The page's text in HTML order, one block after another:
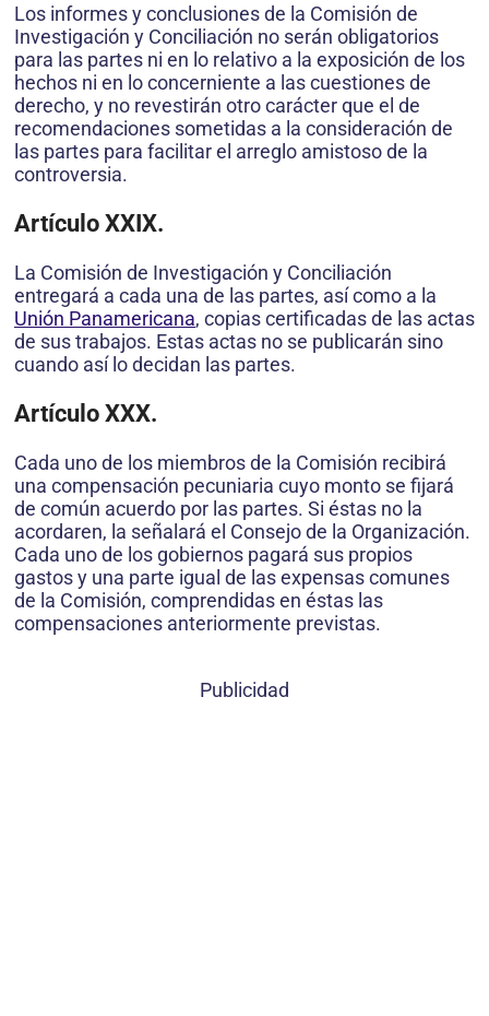
Los informes y conclusiones de la Comisión de
Investigación y Conciliación no serán obligatorios
para las partes ni en lo relativo a la exposición de los
hechos ni en lo concerniente a las cuestiones de
derecho, y no revestirán otro carácter que el de
recomendaciones sometidas a la consideración de
las partes para facilitar el arreglo amistoso de la
controversia.
Artículo XXIX.
La Comisión de Investigación y Conciliación
entregará a cada una de las partes, así como a la
Unión Panamericana, copias certificadas de las actas
de sus trabajos. Estas actas no se publicarán sino
cuando así lo decidan las partes.
Artículo XXX.
Cada uno de los miembros de la Comisión recibirá
una compensación pecuniaria cuyo monto se fijará
de común acuerdo por las partes. Si éstas no la
acordaren, la señalará el Consejo de la Organización.
Cada uno de los gobiernos pagará sus propios
gastos y una parte igual de las expensas comunes
de la Comisión, comprendidas en éstas las
compensaciones anteriormente previstas.
Publicidad